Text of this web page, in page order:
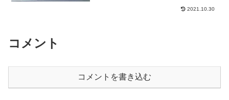
2021.10.30
コメント
コメントを書き込む